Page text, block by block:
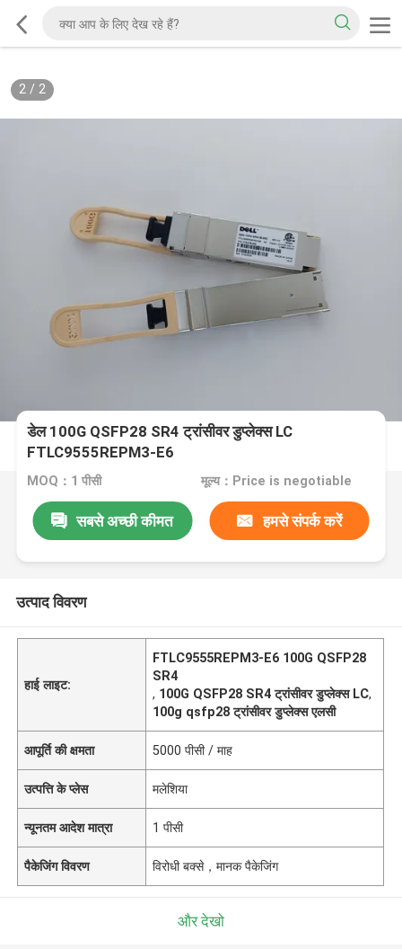
2/ 2
डेल 100G QSFP28 SR4 ट्रांसीवर डुप्लेक्स LC
FTLC9555REPM3-E6
MOQ：1 पीसी मूल्य：Price is negotiable
सबसे अच्छी कीमत हमसे संपर्क करें
उत्पाद विवरण
हाई लाइट:
FTLC9555REPM3-E6 100G QSFP28
SR4
, 100G QSFP28 SR4 ट्रांसीवर डुप्लेक्स LC,
100g qsfp28 ट्रांसीवर डुप्लेक्स एलसी
आपूर्ति की क्षमता 5000 पीसी / माह
उत्पत्ति के प्लेस मलेशिया
न्यूनतम आदेश मात्रा 1 पीसी
पैकेजिंग विवरण विरोधी बक्से，मानक पैकेजिंग
और देखो